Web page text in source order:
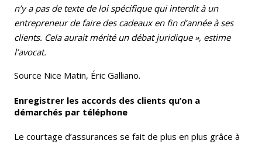
n’y a pas de texte de loi spécifique qui interdit à un
entrepreneur de faire des cadeaux en fin d’année à ses
clients. Cela aurait mérité un débat juridique », estime
l’avocat.
Source Nice Matin, Éric Galliano.
Enregistrer les accords des clients qu’on a
démarchés par téléphone
Le courtage d’assurances se fait de plus en plus grâce à